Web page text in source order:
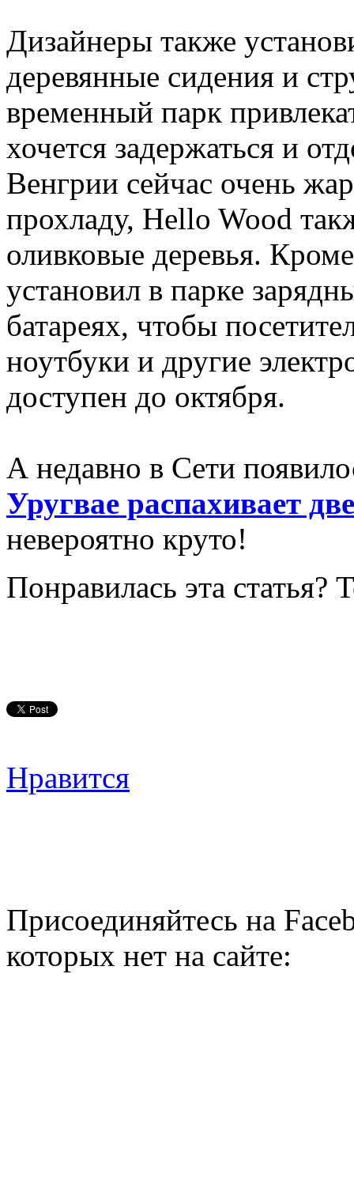
Дизайнеры также
деревянные сидения и
временный парк
хочется задержаться и
Венгрии сейчас очень
прохладу, Hello Wood
оливковые деревья.
установил в парке
батареях, чтобы
ноутбуки и другие
доступен до октября.
А недавно в Сети
Уругвае распахивает
невероятно круто!
Понравилась эта статья?
Нравится
Присоединяйтесь на
которых нет на сайте: